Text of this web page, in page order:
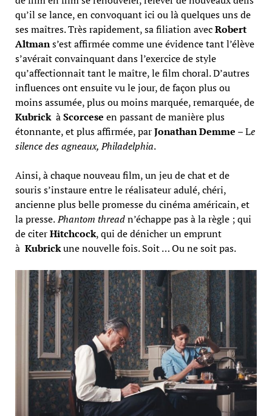
qu’il se lance, en convoquant ici ou là quelques uns de
ses maîtres. Très rapidement, sa filiation avecRobert
Altmans’est affirmée comme une évidence tant l’élève
s’avérait convainquant dans l’exercice de style
qu’affectionnait tant le maître, le film choral. D’autres
influences ont ensuite vu le jour, de façon plus ou
moins assumée, plus ou moins marquée, remarquée, de
Kubrick àScorcese en passant de manière plus
étonnante, et plus affirmée, parJonathan Demme – Le
silence des agneaux, Philadelphia.
Ainsi, à chaque nouveau film, un jeu de chat et de
souris s’instaure entre le réalisateur adulé, chéri,
ancienne plus belle promesse du cinéma américain, et
la presse.Phantom threadn’échappe pas à la règle ; qui
de citerHitchcock, qui de dénicher un emprunt
à Kubrickune nouvelle fois. Soit … Ou ne soit pas.